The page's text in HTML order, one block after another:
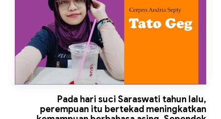
Pada hari suci Saraswati tahun lalu,
perempuan itu bertekad meningkatkan